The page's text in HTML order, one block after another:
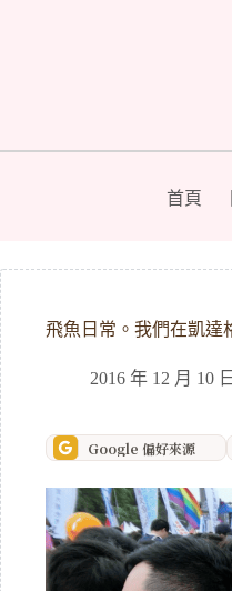
容
首頁
飛魚日常。我們在凱達
2016 年 12 月 10 日
Google 偏好來源